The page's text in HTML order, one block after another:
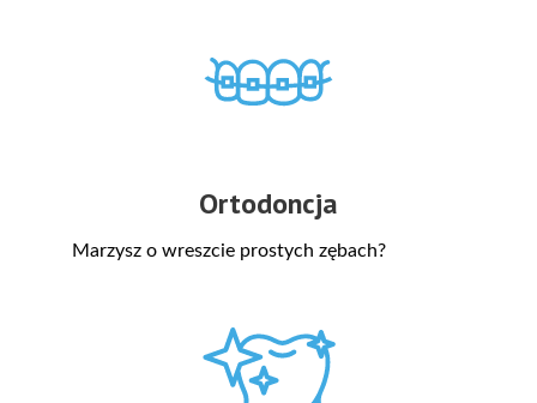
Ortodoncja
Marzysz o wreszcie prostych zębach?